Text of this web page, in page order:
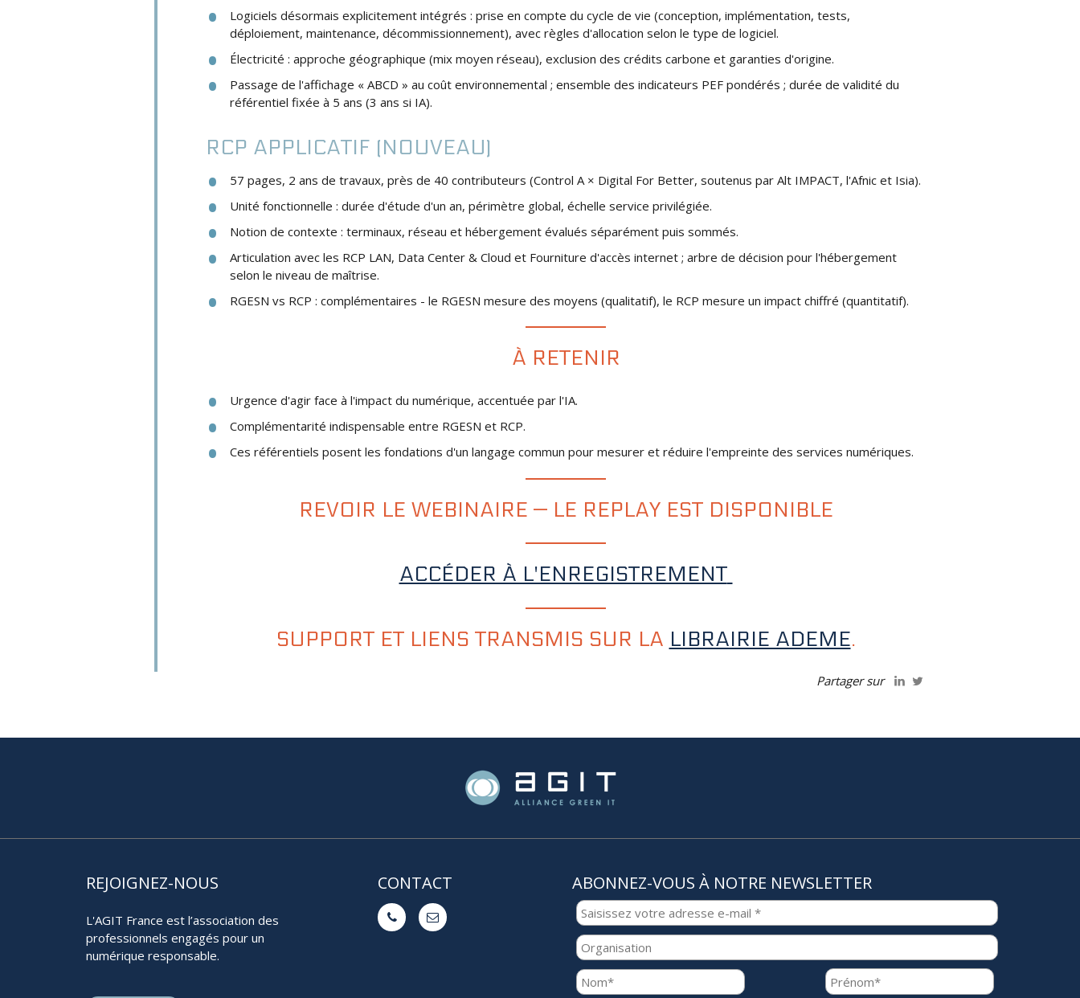
Logiciels désormais explicitement intégrés : prise en compte du cycle de vie (conception, implémentation, tests,
déploiement, maintenance, décommissionnement), avec règles d'allocation selon le type de logiciel.
Électricité : approche géographique (mix moyen réseau), exclusion des crédits carbone et garanties d'origine.
Passage de l'affichage « ABCD » au coût environnemental ; ensemble des indicateurs PEF pondérés ; durée de validité du
référentiel fixée à 5 ans (3 ans si IA).
RCP APPLICATIF (NOUVEAU)
57 pages, 2 ans de travaux, près de 40 contributeurs (Control A × Digital For Better, soutenus par Alt IMPACT, l'Afnic et Isia).
Unité fonctionnelle : durée d'étude d'un an, périmètre global, échelle service privilégiée.
Notion de contexte : terminaux, réseau et hébergement évalués séparément puis sommés.
Articulation avec les RCP LAN, Data Center & Cloud et Fourniture d'accès internet ; arbre de décision pour l'hébergement
selon le niveau de maîtrise.
RGESN vs RCP : complémentaires - le RGESN mesure des moyens (qualitatif), le RCP mesure un impact chiffré (quantitatif).
À RETENIR
Urgence d'agir face à l'impact du numérique, accentuée par l'IA.
Complémentarité indispensable entre RGESN et RCP.
Ces référentiels posent les fondations d'un langage commun pour mesurer et réduire l'empreinte des services numériques.
REVOIR LE WEBINAIRE — LE REPLAY EST DISPONIBLE
ACCÉDER À L'ENREGISTREMENT
SUPPORT ET LIENS TRANSMIS SUR LA LIBRAIRIE ADEME.
Partager sur
REJOIGNEZ-NOUS
L'AGIT France est l’association des
professionnels engagés pour un
numérique responsable.
CONTACT
 
ABONNEZ-VOUS À NOTRE NEWSLETTER